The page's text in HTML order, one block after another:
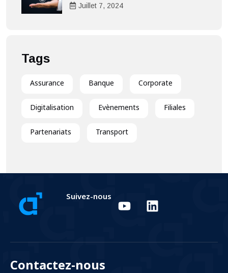
cœur de l’expérience client
Juillet 7, 2024
Tags
Assurance Banque Corporate
Digitalisation Evènements Filiales
Partenariats Transport
Suivez-nous
Contactez-nous